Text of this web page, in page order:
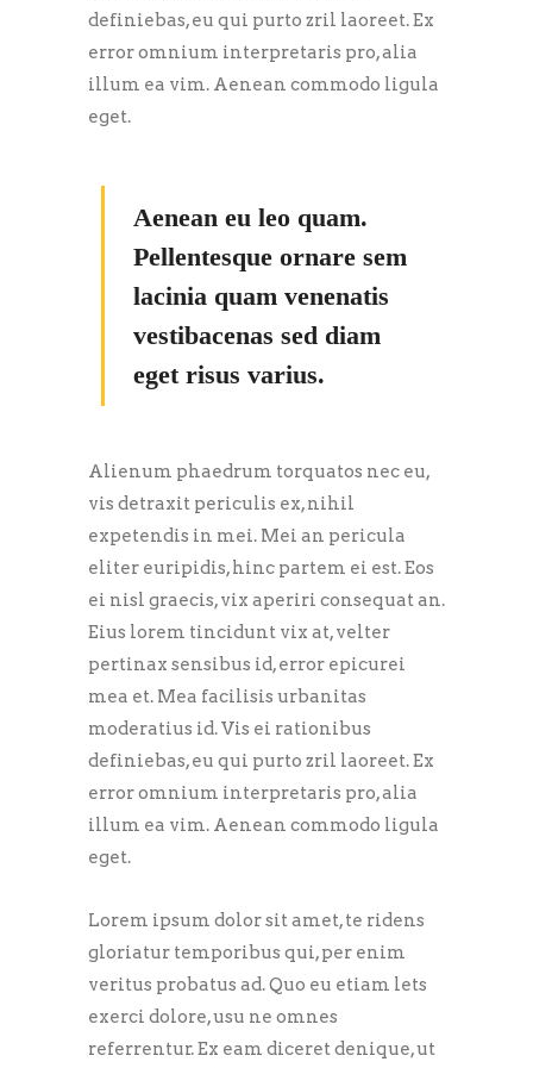
definiebas, eu qui purto zril laoreet. Ex
error omnium interpretaris pro, alia
illum ea vim. Aenean commodo ligula
eget.
Aenean eu leo quam.
Pellentesque ornare sem
lacinia quam venenatis
vestibacenas sed diam
eget risus varius.
Alienum phaedrum torquatos nec eu,
vis detraxit periculis ex, nihil
expetendis in mei. Mei an pericula
eliter euripidis, hinc partem ei est. Eos
ei nisl graecis, vix aperiri consequat an.
Eius lorem tincidunt vix at, velter
pertinax sensibus id, error epicurei
mea et. Mea facilisis urbanitas
moderatius id. Vis ei rationibus
definiebas, eu qui purto zril laoreet. Ex
error omnium interpretaris pro, alia
illum ea vim. Aenean commodo ligula
eget.
Lorem ipsum dolor sit amet, te ridens
gloriatur temporibus qui, per enim
veritus probatus ad. Quo eu etiam lets
exerci dolore, usu ne omnes
referrentur. Ex eam diceret denique, ut